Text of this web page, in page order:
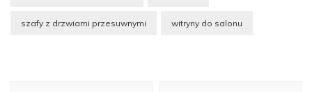
szafy z drzwiami przesuwnymi witryny do salonu